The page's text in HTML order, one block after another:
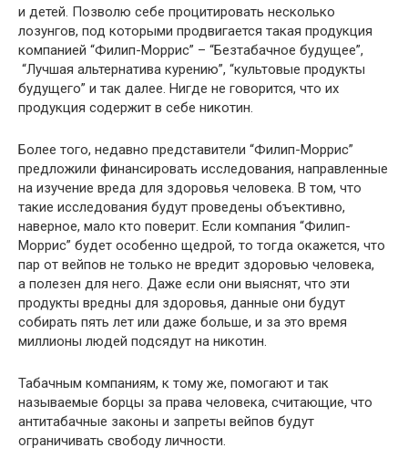
и детей. Позволю себе процитировать несколько
лозунгов, под которыми продвигается такая продукция
компанией “Филип-Моррис” – “Безтабачное будущее”,
“Лучшая альтернатива курению”, “культовые продукты
будущего” и так далее. Нигде не говорится, что их
продукция содержит в себе никотин.
Более того, недавно представители “Филип-Моррис”
предложили финансировать исследования, направленные
на изучение вреда для здоровья человека. В том, что
такие исследования будут проведены объективно,
наверное, мало кто поверит. Если компания “Филип-
Моррис” будет особенно щедрой, то тогда окажется, что
пар от вейпов не только не вредит здоровью человека,
а полезен для него. Даже если они выяснят, что эти
продукты вредны для здоровья, данные они будут
собирать пять лет или даже больше, и за это время
миллионы людей подсядут на никотин.
Табачным компаниям, к тому же, помогают и так
называемые борцы за права человека, считающие, что
антитабачные законы и запреты вейпов будут
ограничивать свободу личности.